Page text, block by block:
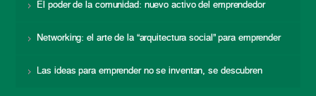
El poder de la comunidad: nuevo activo del emprendedor
Networking: el arte de la “arquitectura social” para emprender
Las ideas para emprender no se inventan, se descubren